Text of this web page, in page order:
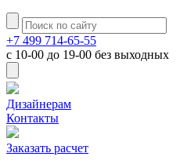
+7 499 714-65-55
с 10-00 до 19-00 без выходных
Дизайнерам
Контакты
Заказать расчет